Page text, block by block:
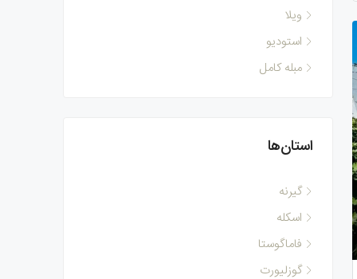
ویلا
استودیو
مبله کامل
استان‌ها
گیرنه
اسکله
فاماگوستا
گوزلیورت